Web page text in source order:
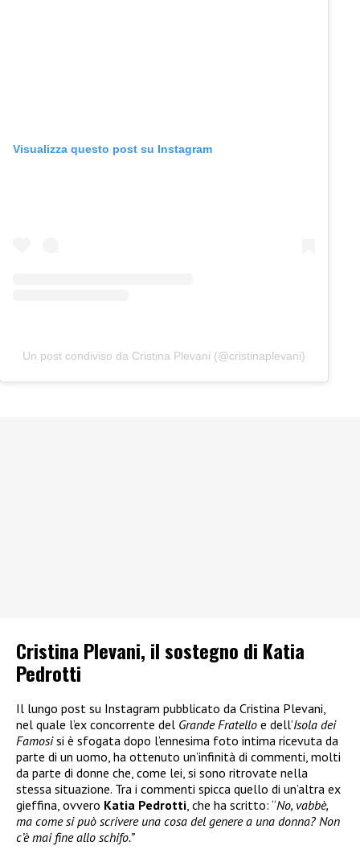
Visualizza questo post su Instagram
Un post condiviso da Cristina Plevani (@cristinaplevani)
Cristina Plevani, il sostegno di Katia
Pedrotti
Il lungo post su Instagram pubblicato da Cristina Plevani,
nel quale l’ex concorrente del Grande Fratello e dell’Isola dei
Famosisi è sfogata dopo l’ennesima foto intima ricevuta da
parte di un uomo, ha ottenuto un’infinità di commenti, molti
da parte di donne che, come lei, si sono ritrovate nella
stessa situazione. Tra i commenti spicca quello di un’altra ex
gieffina, ovvero Katia Pedrotti, che ha scritto: “No, vabbè,
ma come si può scrivere una cosa del genere a una donna? Non
c’è mai fine allo schifo.”